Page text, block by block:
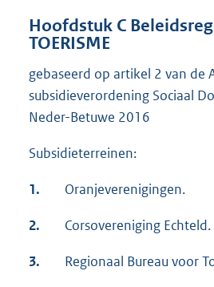
Hoofdstuk C
TOERISME
gebaseerd op artikel 2 van de
subsidieverordening Sociaal
Neder-Betuwe 2016
Subsidieterreinen:
1. Oranjeverenigingen.
2. Corsovereniging Echteld.
3. Regionaal Bureau voor